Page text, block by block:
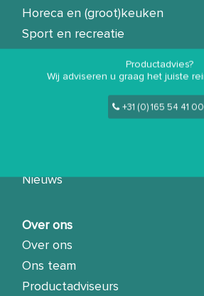
Horeca en (groot)keuken
Sport en recreatie
Onderwijs- en zorginstellingen
Voedingsmiddelen en
Transport, automotive en
Nieuws
Over ons
Over ons
Ons team
Productadviseurs
Productadvies?
Wij adviseren u graag het juiste
+31 (0) 165 54 41 00